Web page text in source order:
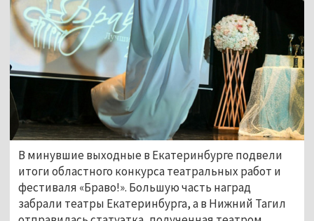
В минувшие выходные в Екатеринбурге подвели
итоги областного конкурса театральных работ и
фестиваля «Браво!». Большую часть наград
забрали театры Екатеринбурга, а в Нижний Тагил